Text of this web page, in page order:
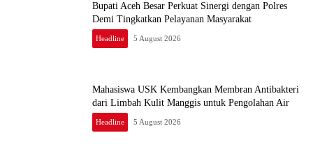
Bupati Aceh Besar Perkuat Sinergi dengan Polres
Demi Tingkatkan Pelayanan Masyarakat
Headline 5 August 2026
Mahasiswa USK Kembangkan Membran Antibakteri
dari Limbah Kulit Manggis untuk Pengolahan Air
Headline 5 August 2026